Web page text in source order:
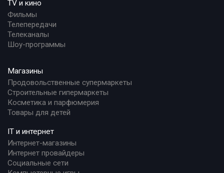
TV и кино
Фильмы
Телепередачи
Телеканалы
Шоу-программы
Магазины
Продовольственные супермаркеты
Строительные гипермаркеты
Косметика и парфюмерия
Товары для детей
IT и интернет
Интернет-магазины
Интернет провайдеры
Социальные сети